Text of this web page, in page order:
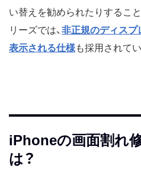
い替えを勧められたりするこ
リーズでは、 非正規のディスプ
表示される仕様も採用されてい
iPhoneの画面割れ
は？